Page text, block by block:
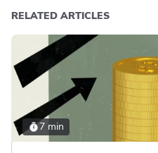
RELATED ARTICLES
7 min